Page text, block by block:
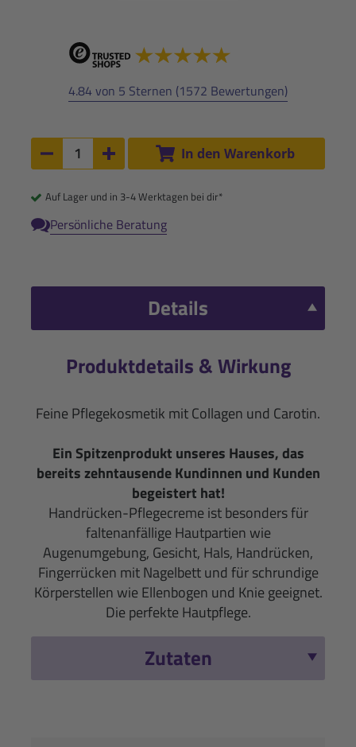
4.84 von 5 Sternen (1572 Bewertungen)
Anzahl:
Anzahl um 1 verringern
Anzahl um 1 erhöhen
In den Warenkorb
Auf Lager und in 3-4 Werktagen bei dir*
Persönliche Beratung
Details
Produktdetails & Wirkung
Feine Pflegekosmetik mit Collagen und Carotin.
Ein Spitzenprodukt unseres Hauses, das
bereits zehntausende Kundinnen und Kunden
begeistert hat!
Handrücken-Pflegecreme ist besonders für
faltenanfällige Hautpartien wie
Augenumgebung, Gesicht, Hals, Handrücken,
Fingerrücken mit Nagelbett und für schrundige
Körperstellen wie Ellenbogen und Knie geeignet.
Die perfekte Hautpflege.
Zutaten